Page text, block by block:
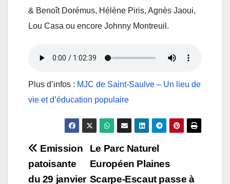
& Benoît Dorémus, Hélène Piris, Agnès Jaoui,
Lou Casa ou encore Johnny Montreuil.
Plus d’infos : MJC de Saint-Saulve – Un lieu de
vie et d’éducation populaire
Navigation
de
Le Parc Naturel
Européen Plaines
Scarpe-Escaut passe à
Emission
patoisante
du 29 janvier